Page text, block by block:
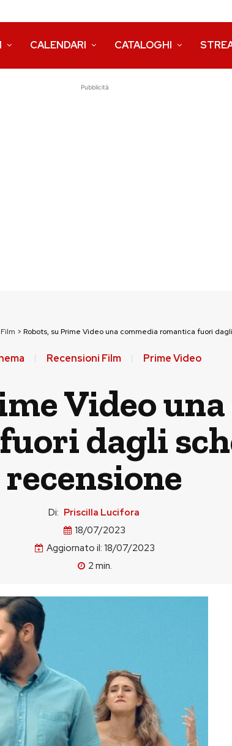
CALENDARI CATALOGHI
Pubblicità
> Robots, su Prime Video una commedia romantica fuori
Recensioni Film Prime Video
Video
dagli
recensione
Di: Priscilla Lucifora
18/07/2023
Aggiornato il: 18/07/2023
2 min.